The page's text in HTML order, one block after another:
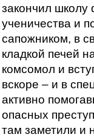
закончил школу
ученичества и
сапожником, в
кладкой печей
комсомол и
вскоре – и в
активно
опасных
там заметили и